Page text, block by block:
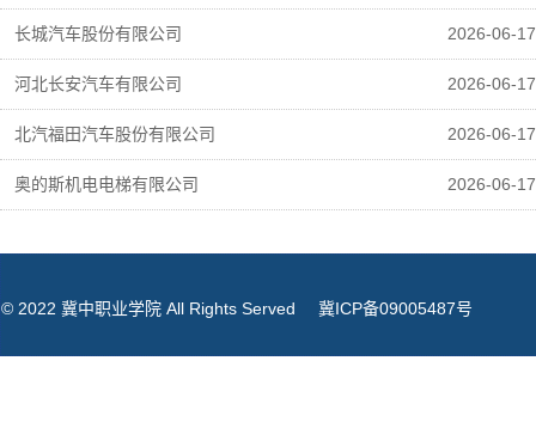
长城汽车股份有限公司 2026-06-17
河北长安汽车有限公司 2026-06-17
北汽福田汽车股份有限公司 2026-06-17
奥的斯机电电梯有限公司 2026-06-17
© 2022 冀中职业学院 All Rights Served 冀ICP备09005487号